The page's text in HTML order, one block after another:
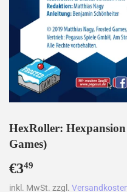
HexRoller:
Games)
€349
inkl. MwSt. zzgl.